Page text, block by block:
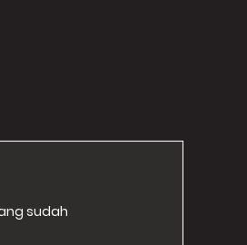
sudah